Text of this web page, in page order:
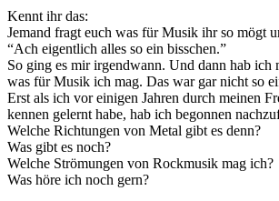
Kennt ihr das:
Jemand fragt euch was für Musik ihr so mögt
“Ach eigentlich alles so ein bisschen.”
So ging es mir irgendwann. Und dann hab ich
was für Musik ich mag. Das war gar nicht so
Erst als ich vor einigen Jahren durch meinen
kennen gelernt habe, hab ich begonnen
Welche Richtungen von Metal gibt es denn?
Was gibt es noch?
Welche Strömungen von Rockmusik mag ich?
Was höre ich noch gern?